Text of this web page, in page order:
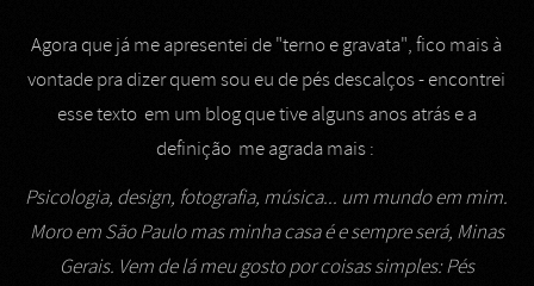
Agora que já me apresentei de "terno e gravata", fico mais à
vontade pra dizer quem sou eu de pés descalços - encontrei
esse texto em um blog que tive alguns anos atrás e a
definição me agrada mais :
Psicologia, design, fotografia, música... um mundo em mim.
Moro em São Paulo mas minha casa é e sempre será, Minas
Gerais. Vem de lá meu gosto por coisas simples: Pés